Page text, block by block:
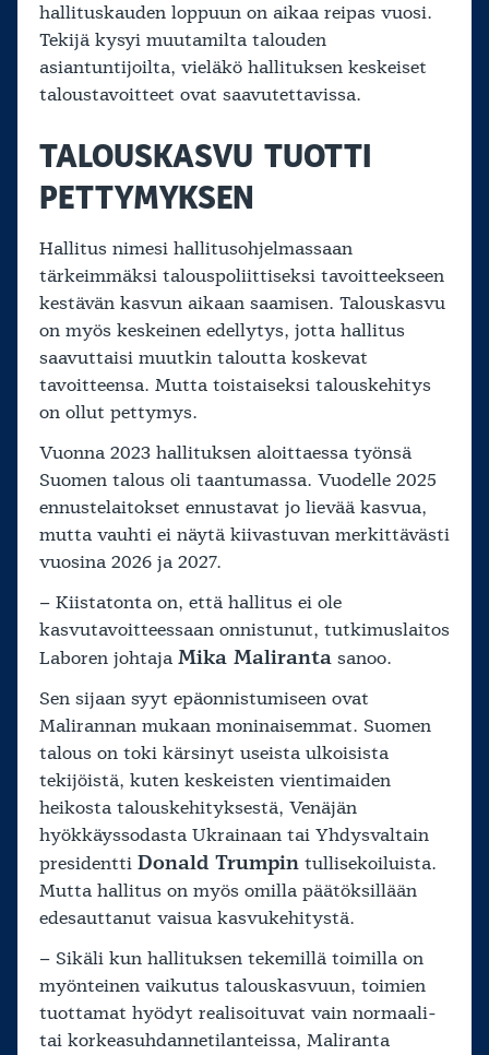
hallituskauden loppuun on aikaa reipas vuosi.
Tekijä kysyi muutamilta talouden
asiantuntijoilta, vieläkö hallituksen keskeiset
taloustavoitteet ovat saavutettavissa.
TALOUSKASVU TUOTTI
PETTYMYKSEN
Hallitus nimesi hallitusohjelmassaan
tärkeimmäksi talouspoliittiseksi tavoitteekseen
kestävän kasvun aikaan saamisen. Talouskasvu
on myös keskeinen edellytys, jotta hallitus
saavuttaisi muutkin taloutta koskevat
tavoitteensa. Mutta toistaiseksi talouskehitys
on ollut pettymys.
Vuonna 2023 hallituksen aloittaessa työnsä
Suomen talous oli taantumassa. Vuodelle 2025
ennustelaitokset ennustavat jo lievää kasvua,
mutta vauhti ei näytä kiivastuvan merkittävästi
vuosina 2026 ja 2027.
– Kiistatonta on, että hallitus ei ole
kasvutavoitteessaan onnistunut, tutkimuslaitos
Laboren johtaja Mika Maliranta sanoo.
Sen sijaan syyt epäonnistumiseen ovat
Malirannan mukaan moninaisemmat. Suomen
talous on toki kärsinyt useista ulkoisista
tekijöistä, kuten keskeisten vientimaiden
heikosta talouskehityksestä, Venäjän
hyökkäyssodasta Ukrainaan tai Yhdysvaltain
presidentti Donald Trumpin tullisekoiluista.
Mutta hallitus on myös omilla päätöksillään
edesauttanut vaisua kasvukehitystä.
– Sikäli kun hallituksen tekemillä toimilla on
myönteinen vaikutus talouskasvuun, toimien
tuottamat hyödyt realisoituvat vain normaali-
tai korkeasuhdannetilanteissa, Maliranta